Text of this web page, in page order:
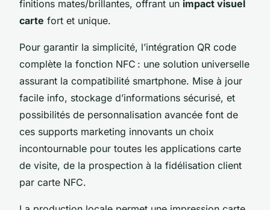
finitions mates/brillantes, offrant un impact visuel
carte fort et unique.
Pour garantir la simplicité, l’intégration QR code
complète la fonction NFC : une solution universelle
assurant la compatibilité smartphone. Mise à jour
facile info, stockage d’informations sécurisé, et
possibilités de personnalisation avancée font de
ces supports marketing innovants un choix
incontournable pour toutes les applications carte
de visite, de la prospection à la fidélisation client
par carte NFC.